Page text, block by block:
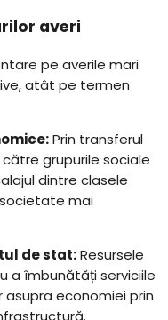
averi
pe averile mari
atât pe termen
Prin transferul
grupurile sociale
dintre clasele
mai
de stat:Resursele
a îmbunătăți serviciile
economiei prin